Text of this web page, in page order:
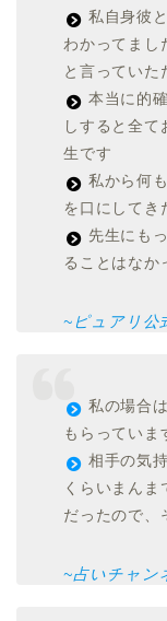
私自身彼
わかってまし
と言っていた
本当に的
しすると全て
生です
私から何
を口にしてき
先生にも
ることはなか
~ピュアリ公
私の場合
もらっていま
相手の気
くらいまんま
だったので、
~占いチャン